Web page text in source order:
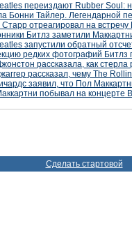
переиздают Rubber Soul:
Бонни Тайлер. Легендарной
Старр отреагировал на
Битлз заметили
запустили обратный
редких фотографий Битлз
рассказала, как
рассказал, чему The
заявил, что Пол
побывал на концерте
Сделать стартовой